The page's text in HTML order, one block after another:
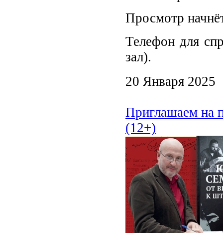
Просмотр
Телефон для
зал).
20 Января 2025
Приглашаем на
(12+)